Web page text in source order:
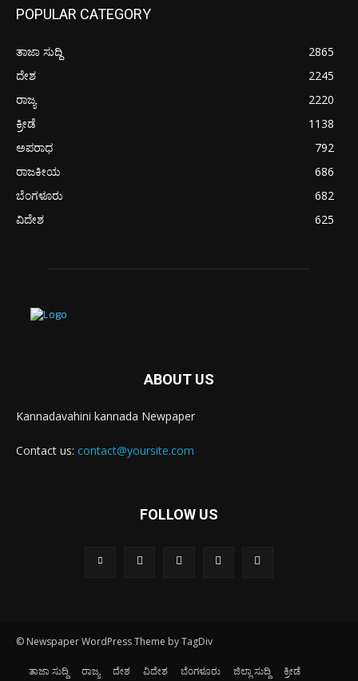
POPULAR CATEGORY
ತಾಜಾ ಸುದ್ದಿ
2865
ದೇಶ
2245
ರಾಜ್ಯ
2220
ಕ್ರೀಡೆ
1138
ಅಪರಾಧ
792
ರಾಜಕೀಯ
686
ಬೆಂಗಳೂರು
682
ವಿದೇಶ
625
ABOUT US
Kannadavahini kannada Newpaper
Contact us: contact@yoursite.com
FOLLOW US
© Newspaper WordPress Theme by TagDiv
ತಾಜಾ ಸುದ್ದಿ ರಾಜ್ಯ ದೇಶ ವಿದೇಶ ಬೆಂಗಳೂರು ಜಿಲ್ಲಾ ಸುದ್ದಿ
ಕ್ರೀಡೆ